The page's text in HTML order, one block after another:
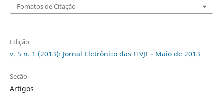
Fomatos de Citação
Edição
v. 5 n. 1 (2013): Jornal Eletrônico das FIVJF - Maio de 2013
Seção
Artigos